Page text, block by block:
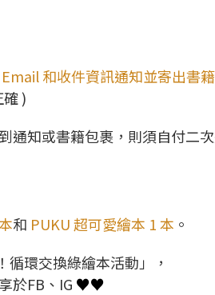
Email 和收件資訊通知並寄出書籍
)
通知或書籍包裹，則須自付二
和 PUKU 超可愛繪本 1 本 。
環交換綠繪本活動」，
於FB、IG ♥♥